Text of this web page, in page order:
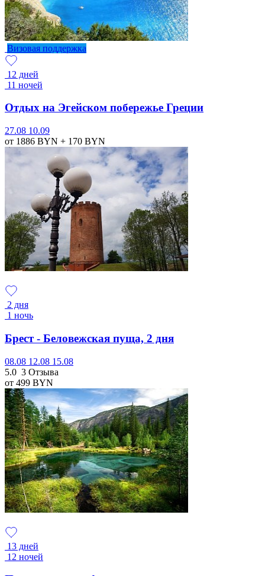
Визовая поддержка
12 дней
11 ночей
Отдых на Эгейском побережье Греции
27.08 10.09
от 1886 BYN + 170 BYN
2 дня
1 ночь
Брест - Беловежская пуща, 2 дня
08.08 12.08 15.08
5.0 3 Отзыва
от 499 BYN
13 дней
12 ночей